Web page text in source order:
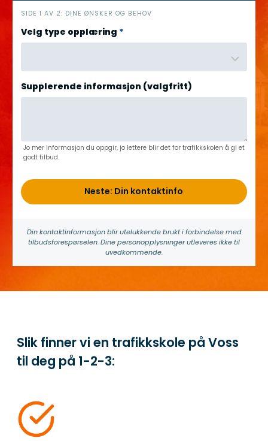
h
e
r
SIDE 1 AV 2: DINE ØNSKER OG BEHOV
Velg type opplæring *
Supplerende informasjon (valgfritt)
Jo mer informasjon du oppgir, jo lettere blir det for trafikkskolen å gi et
godt tilbud.
Neste: Din kontaktinfo
Din kontakt­informasjon blir utelukkende brukt i forbindelse med
tilbuds­forespørselen. Dine person­­opplysninger utleveres ikke til
uvedkommende.
Slik finner vi en trafikkskole på Voss
til deg på 1-2-3: